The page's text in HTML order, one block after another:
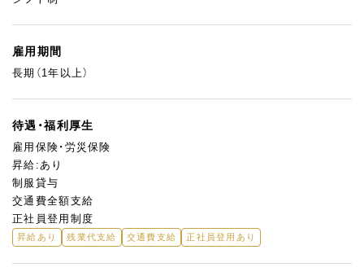
雇用期間
長期（1年以上）
待遇・福利厚生
雇用保険・労災保険
昇給:あり
制服貸与
交通費全額支給
正社員登用制度
昇給あり 残業代支給 交通費支給 正社員登用あり